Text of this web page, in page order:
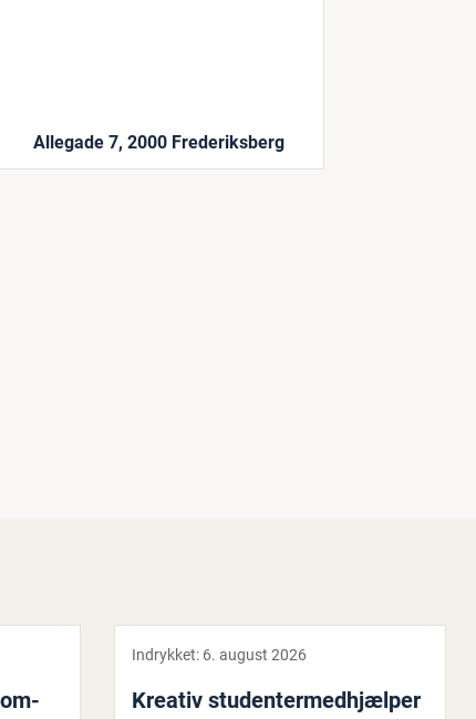
Allegade 7, 2000 Frederiksberg
Indrykket: 6. august 2026
Kreativ stu­den­ter­med­hjæl­per